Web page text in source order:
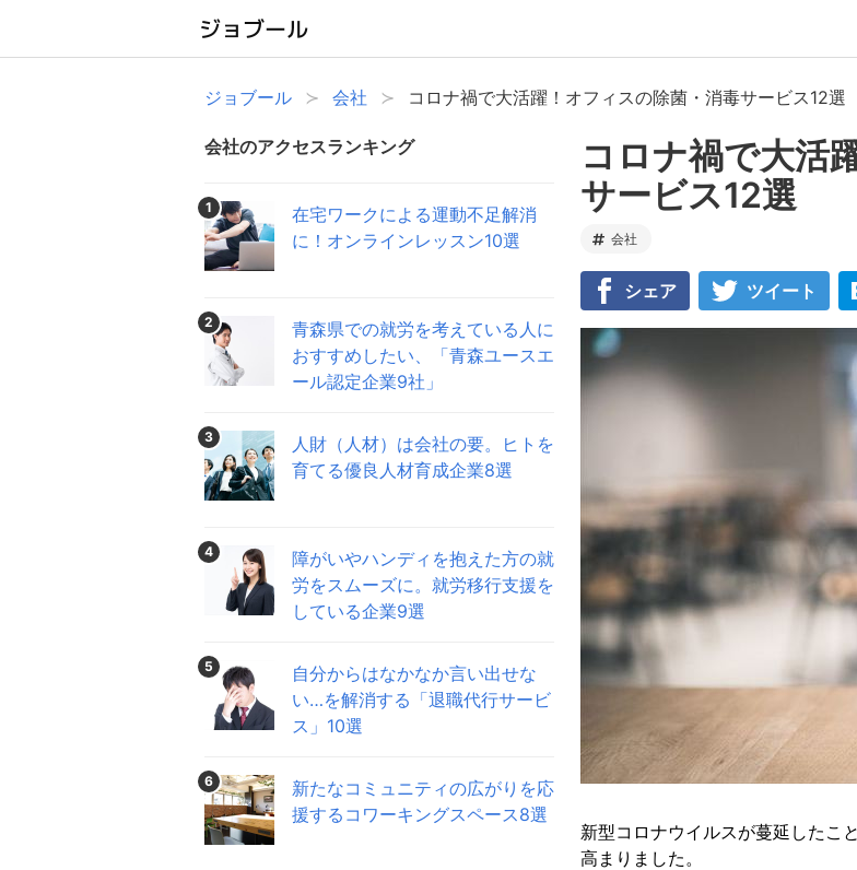
ジョブール 会社 コロナ禍で大活躍！オフィスの除菌・消毒サービス12選
会社のアクセスランキング
1
在宅ワークによる運動不足解消
に！オンラインレッスン10選
2
青森県での就労を考えている人に
おすすめしたい、「青森ユースエ
ール認定企業9社」
3
人財（人材）は会社の要。ヒトを
育てる優良人材育成企業8選
4
障がいやハンディを抱えた方の就
労をスムーズに。就労移行支援を
している企業9選
5
自分からはなかなか言い出せな
い…を解消する「退職代行サービ
ス」10選
6
新たなコミュニティの広がりを応
援するコワーキングスペース8選
コロナ禍で大活
サービス12選
会社
シェア ツイート
新型コロナウイルスが蔓延したこ
高まりました。